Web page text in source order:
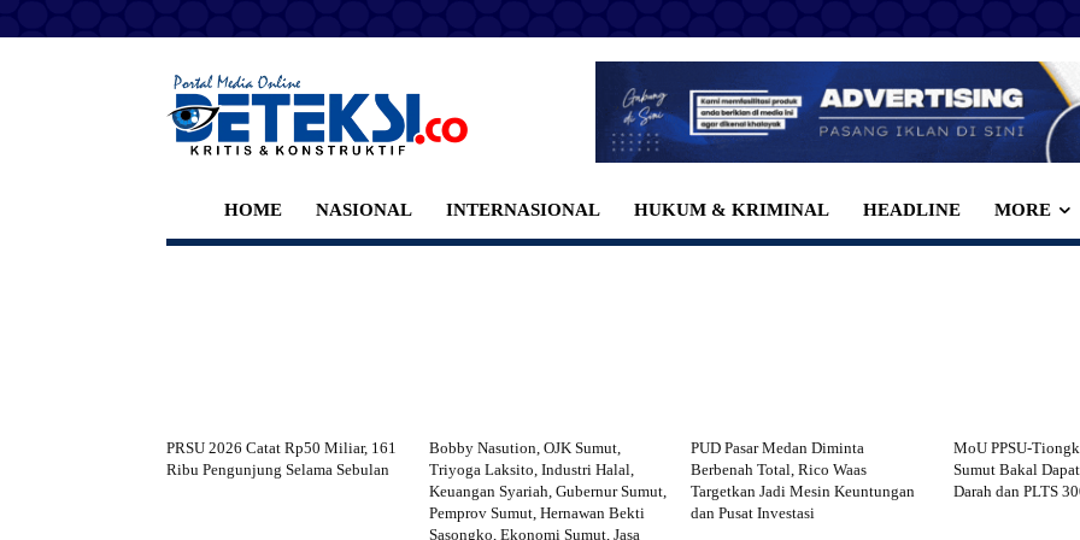
HOME NASIONAL INTERNASIONAL HUKUM & KRIMINAL HEADLINE MORE
PRSU 2026 Catat Rp50 Miliar, 161
Ribu Pengunjung Selama Sebulan
Bobby Nasution, OJK Sumut,
Triyoga Laksito, Industri Halal,
Keuangan Syariah, Gubernur Sumut,
Pemprov Sumut, Hernawan Bekti
Sasongko, Ekonomi Sumut, Jasa
PUD Pasar Medan Diminta
Berbenah Total, Rico Waas
Targetkan Jadi Mesin Keuntungan
dan Pusat Investasi
MoU PPSU-
Sumut Bakal
Darah dan PLTS